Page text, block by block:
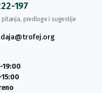
197
pitanja, predloge i sugestije
19:00